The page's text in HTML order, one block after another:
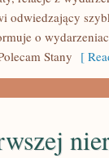
odwiedzający
o
Stany [